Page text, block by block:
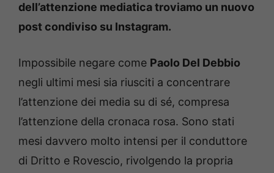
dell’attenzione mediatica troviamo un nuovo
post condiviso su Instagram.
Impossibile negare come Paolo Del Debbio
negli ultimi mesi sia riusciti a concentrare
l’attenzione dei media su di sé, compresa
l’attenzione della cronaca rosa. Sono stati
mesi davvero molto intensi per il conduttore
di Dritto e Rovescio, rivolgendo la propria